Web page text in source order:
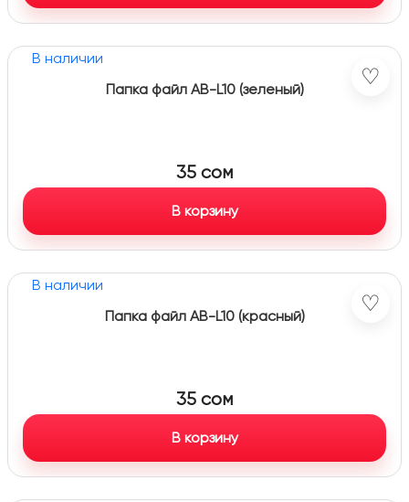
В наличии
♡
Папка файл AB-L10 (зеленый)
35 сом
В корзину
В наличии
♡
Папка файл AB-L10 (красный)
35 сом
В корзину